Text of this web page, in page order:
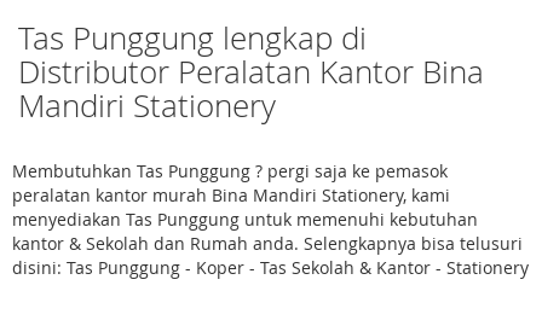
Tas Punggung lengkap di
Distributor Peralatan Kantor Bina
Mandiri Stationery
Membutuhkan Tas Punggung ? pergi saja ke pemasok
peralatan kantor murah Bina Mandiri Stationery, kami
menyediakan Tas Punggung untuk memenuhi kebutuhan
kantor & Sekolah dan Rumah anda. Selengkapnya bisa telusuri
disini: Tas Punggung - Koper - Tas Sekolah & Kantor - Stationery